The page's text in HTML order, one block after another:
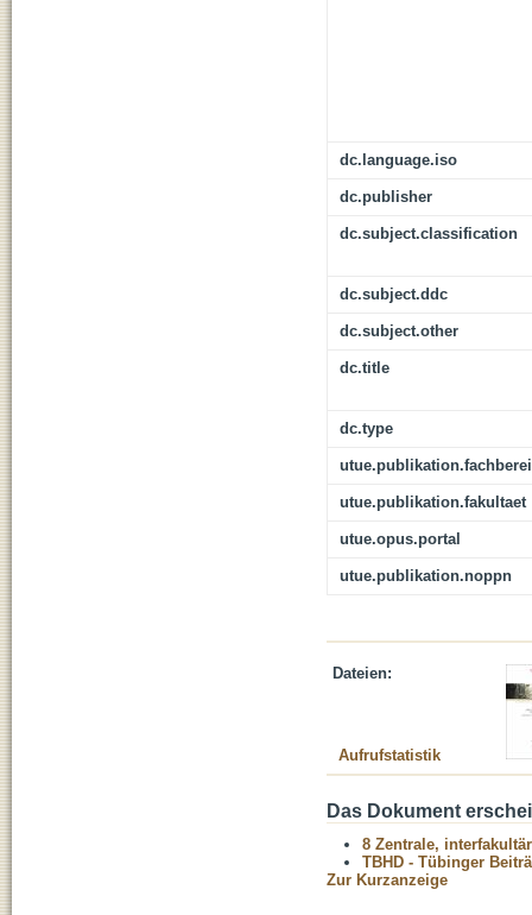
dc.language.iso
dc.publisher
dc.subject.classification
dc.subject.ddc
dc.subject.other
dc.title
dc.type
utue.publikation.fakultaet
utue.opus.portal
utue.publikation.noppn
Dateien:
Aufrufstatistik
Das Dokument
8 Zentrale,
TBHD - Tübinger
Zur Kurzanzeige